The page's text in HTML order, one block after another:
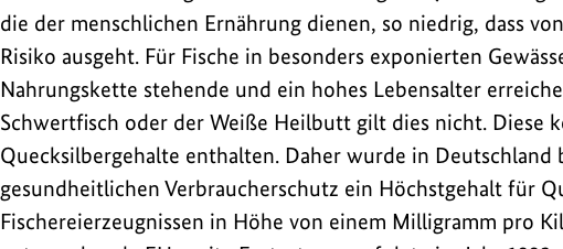
die der menschlichen Ernährung dienen, so niedrig, dass
Risiko ausgeht. Für Fische in besonders exponierten
Nahrungskette stehende und ein hohes Lebensalter
Schwertfisch oder der Weiße Heilbutt gilt dies nicht. Diese
Quecksilbergehalte enthalten. Daher wurde in Deutschland
gesundheitlichen Verbraucherschutz ein Höchstgehalt für
Fischereierzeugnissen in Höhe von einem Milligramm pro